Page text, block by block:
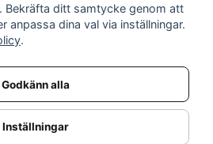
Bekräfta ditt samtycke genom att
anpassa dina val via inställningar.
.
Godkänn alla
Inställningar